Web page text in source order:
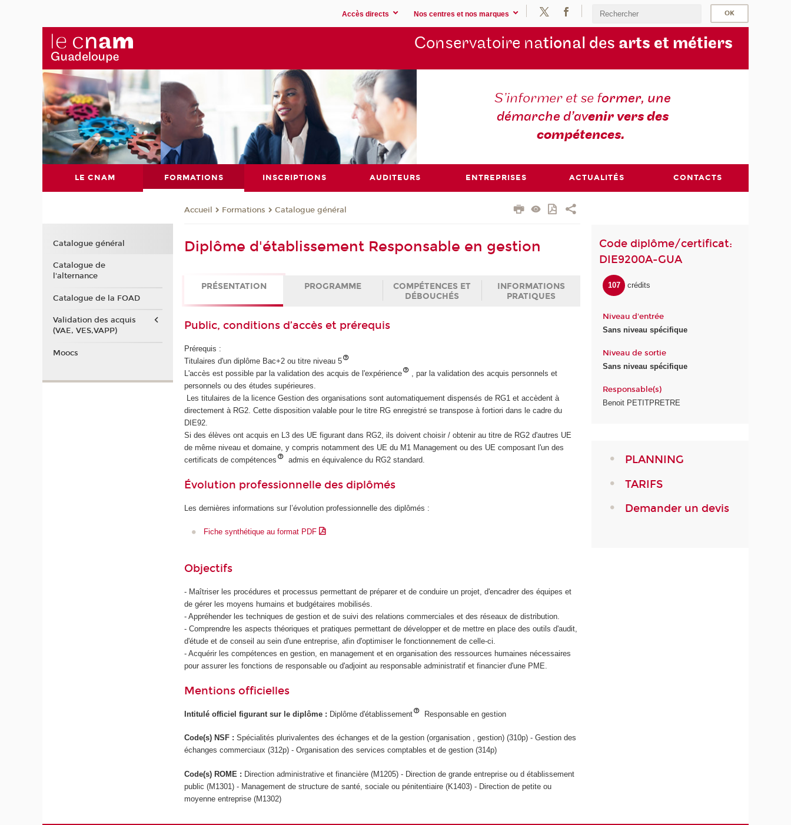
Accès directs Nos centres et nos marques
Conservatoire national des arts et métiers
S’informer et se former, une
démarche d’avenir vers des
compétences.
LE CNAM FORMATIONS INSCRIPTIONS AUDITEURS ENTREPRISES ACTUALITÉS CONTACTS
Accueil Formations Catalogue général
Diplôme d'établissement Responsable en gestion
PRÉSENTATION PROGRAMME
COMPÉTENCES ET
DÉBOUCHÉS
INFORMATIONS
PRATIQUES
Public, conditions d’accès et prérequis
Prérequis :
Titulaires d'un diplôme Bac+2 ou titre niveau 5
L'accès est possible par la validation des acquis de l'expérience
, par la validation des acquis personnels et
personnels ou des études supérieures.
Les titulaires de la licence Gestion des organisations sont automatiquement dispensés de RG1 et accèdent à
directement à RG2. Cette disposition valable pour le titre RG enregistré se transpose à fortiori dans le cadre du
DIE92.
Si des élèves ont acquis en L3 des UE figurant dans RG2, ils doivent choisir / obtenir au titre de RG2 d'autres UE
de même niveau et domaine, y compris notamment des UE du M1 Management ou des UE composant l'un des
certificats de compétences
admis en équivalence du RG2 standard.
Évolution professionnelle des diplômés
Les dernières informations sur l’évolution professionnelle des diplômés :
Fiche synthétique au format PDF
Objectifs
- Maîtriser les procédures et processus permettant de préparer et de conduire un projet, d'encadrer des équipes et
de gérer les moyens humains et budgétaires mobilisés.
- Appréhender les techniques de gestion et de suivi des relations commerciales et des réseaux de distribution.
- Comprendre les aspects théoriques et pratiques permettant de développer et de mettre en place des outils d'audit,
d'étude et de conseil au sein d'une entreprise, afin d'optimiser le fonctionnement de celle-ci.
- Acquérir les compétences en gestion, en management et en organisation des ressources humaines nécessaires
pour assurer les fonctions de responsable ou d'adjoint au responsable administratif et financier d'une PME.
Mentions officielles
Intitulé officiel figurant sur le diplôme : Diplôme d'établissement Responsable en gestion
Code(s) NSF :Spécialités plurivalentes des échanges et de la gestion (organisation , gestion) (310p) - Gestion des
échanges commerciaux (312p) - Organisation des services comptables et de gestion (314p)
Code(s) ROME : Direction administrative et financière (M1205) - Direction de grande entreprise ou d établissement
public (M1301) - Management de structure de santé, sociale ou pénitentiaire (K1403) - Direction de petite ou
moyenne entreprise (M1302)
Code diplôme/certificat:
DIE9200A-GUA
107 crédits
Niveau d'entrée
Sans niveau spécifique
Niveau de sortie
Sans niveau spécifique
Responsable(s)
Benoit PETITPRETRE
PLANNING
TARIFS
Demander un devis
Catalogue général
Catalogue de
l'alternance
Catalogue de la FOAD
Validation des acquis
(VAE, VES,VAPP)
Moocs